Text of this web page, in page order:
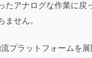
たアナログな作業に戻
ません。
プラットフォームを